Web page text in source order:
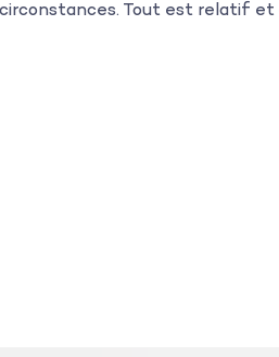
Tout est relatif et